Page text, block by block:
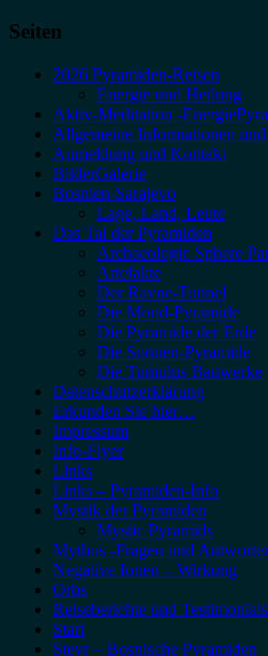
Seiten
2026 Pyramiden-Reisen
Energie und Heilung
Aktiv-Meditation -
Allgemeine Informationen
Anmeldung und Kontakt
BilderGalerie
Bosnien-Sarajevo
Lage, Land, Leute
Das Tal der Pyramiden
Archaeologic Sphere
Artefakte
Der Ravne-Tunnel
Die Mond-Pyramide
Die Pyramide der Erde
Die Sonnen-Pyramide
Die Tumulus Bauwerke
Datenschutzerklärung
Erkunden Sie hier…
Impressum
Info-Flyer
Links
Links – Pyramiden-Info
Mystik der Pyramiden
Mystic Pyramids
Mythos -Fragen und
Negative Ionen – Wirkung
Orbs
Reiseberichte und Testimonials
Start
Steyr – Bosnische Pyramiden